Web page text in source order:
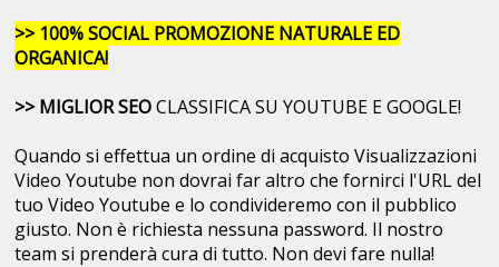
>> 100% SOCIAL PROMOZIONE NATURALE ED
ORGANICA!
>> MIGLIOR SEOCLASSIFICA SU YOUTUBE E GOOGLE!
Quando si effettua un ordine di acquisto Visualizzazioni
Video Youtube non dovrai far altro che fornirci l'URL del
tuo Video Youtube e lo condivideremo con il pubblico
giusto. Non è richiesta nessuna password. Il nostro
team si prenderà cura di tutto. Non devi fare nulla!